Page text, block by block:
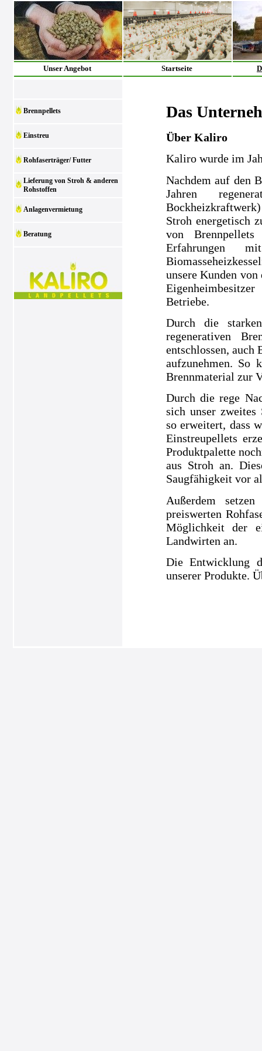
Unser Angebot Startseite
Brennpellets
Einstreu
Rohfaserträger/ Futter
Lieferung von Stroh & anderen
Rohstoffen
Anlagenvermietung
Beratung
Das
Über Kaliro
Kaliro wurde im
Nachdem auf den
Jahren
Stroh energetisch
von
Erfahrungen
unsere Kunden
Betriebe.
Durch die
regenerativen
entschlossen, auch
aufzunehmen. So
Brennmaterial zur
Durch die rege
sich unser zweites
so erweitert, dass
Einstreupellets
Produktpalette
aus Stroh an.
Saugfähigkeit vor
Außerdem
preiswerten
Möglichkeit der
Landwirten an.
Die Entwicklung
unserer Produkte.